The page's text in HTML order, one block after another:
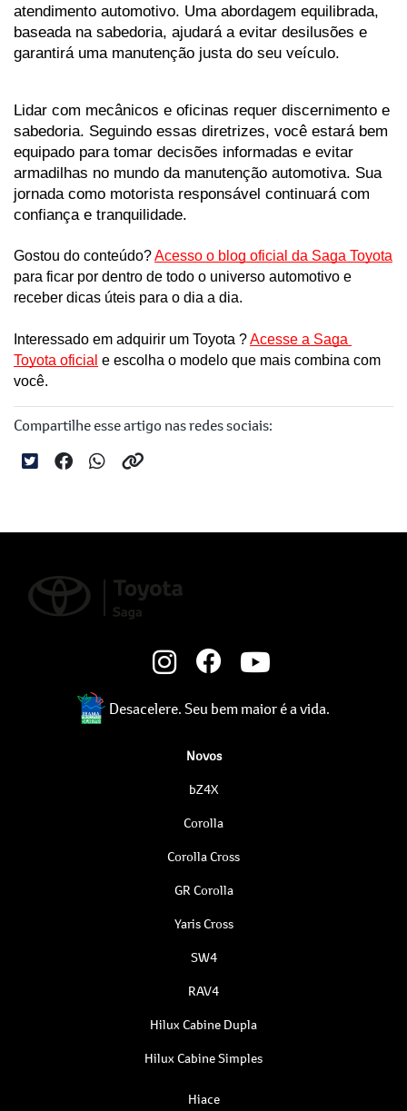
atendimento automotivo. Uma abordagem equilibrada,
baseada na sabedoria, ajudará a evitar desilusões e
garantirá uma manutenção justa do seu veículo.
Lidar com mecânicos e oficinas requer discernimento e
sabedoria. Seguindo essas diretrizes, você estará bem
equipado para tomar decisões informadas e evitar
armadilhas no mundo da manutenção automotiva. Sua
jornada como motorista responsável continuará com
confiança e tranquilidade.
Gostou do conteúdo? Acesso o blog oficial da Saga Toyota
para ficar por dentro de todo o universo automotivo e
receber dicas úteis para o dia a dia.
Interessado em adquirir um Toyota ? Acesse a Saga
Toyota oficial e escolha o modelo que mais combina com
você.
Compartilhe esse artigo nas redes sociais:
Desacelere. Seu bem maior é a vida.
Novos
bZ4X
Corolla
Corolla Cross
GR Corolla
Yaris Cross
SW4
RAV4
Hilux Cabine Dupla
Hilux Cabine Simples
Hiace